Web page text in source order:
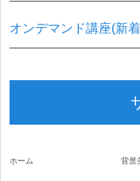
オンデマンド講座(新
ホーム 背景